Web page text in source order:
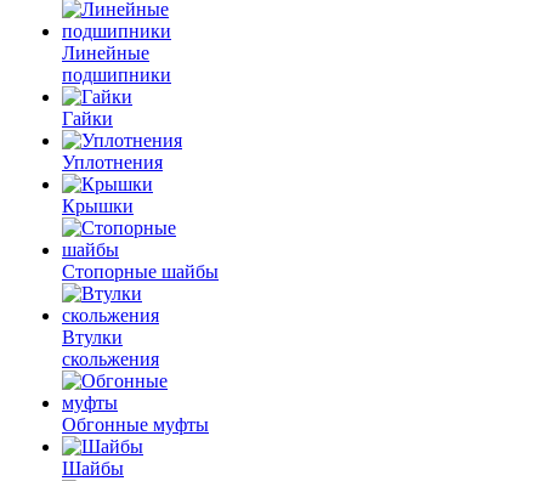
Линейные
подшипники
Гайки
Уплотнения
Крышки
Стопорные шайбы
Втулки
скольжения
Обгонные муфты
Шайбы